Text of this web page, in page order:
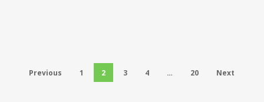
Previous 1 2 3 4 … 20 Next